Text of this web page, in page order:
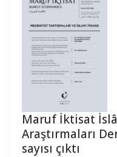
Maruf İktisat
Araştırmaları
sayısı çıktı